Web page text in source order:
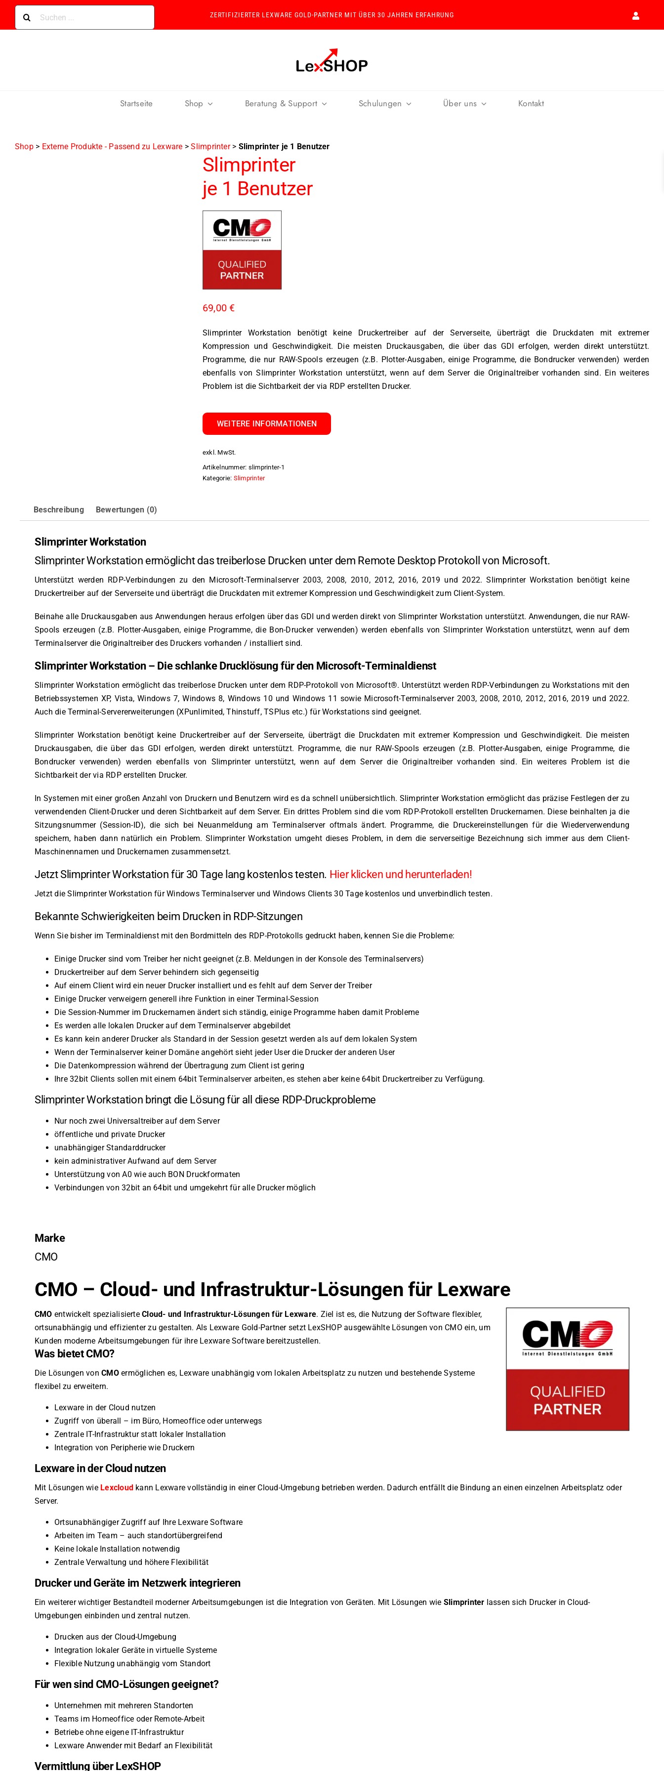
Skip
content
nach:
ZERTIFIZIERTER LEXWARE GOLD-PARTNER MIT ÜBER 30 JAHREN ERFAHRUNG
Startseite Shop Beratung & Support Schulungen Über uns Kontakt
Shop> Externe Produkte - Passend zu Lexware >Slimprinter> Slimprinter je 1 Benutzer
Slimprinter
je 1 Benutzer
69,00 €
Slimprinter Workstation benötigt keine Druckertreiber auf der Serverseite, überträgt die Druckdaten mit extremer
Kompression und Geschwindigkeit. Die meisten Druckausgaben, die über das GDI erfolgen, werden direkt unterstützt.
Programme, die nur RAW-Spools erzeugen (z.B. Plotter-Ausgaben, einige Programme, die Bondrucker verwenden) werden
ebenfalls von Slimprinter Workstation unterstützt, wenn auf dem Server die Originaltreiber vorhanden sind. Ein weiteres
Problem ist die Sichtbarkeit der via RDP erstellten Drucker.
WEITERE INFORMATIONEN
exkl. MwSt.
Artikelnummer: slimprinter-1
Kategorie: Slimprinter
Beschreibung Bewertungen (0)
Slimprinter Workstation
Slimprinter Workstation ermöglicht das treiberlose Drucken unter dem Remote Desktop Protokoll von Microsoft.
Unterstützt werden RDP-Verbindungen zu den Microsoft-Terminalserver 2003, 2008, 2010, 2012, 2016, 2019 und 2022. Slimprinter Workstation benötigt keine
Druckertreiber auf der Serverseite und überträgt die Druckdaten mit extremer Kompression und Geschwindigkeit zum Client-System.
Beinahe alle Druckausgaben aus Anwendungen heraus erfolgen über das GDI und werden direkt von Slimprinter Workstation unterstützt. Anwendungen, die nur RAW-
Spools erzeugen (z.B. Plotter-Ausgaben, einige Programme, die Bon-Drucker verwenden) werden ebenfalls von Slimprinter Workstation unterstützt, wenn auf dem
Terminalserver die Originaltreiber des Druckers vorhanden / installiert sind.
Slimprinter Workstation – Die schlanke Drucklösung für den Microsoft-Terminaldienst
Slimprinter Workstation ermöglicht das treiberlose Drucken unter dem RDP-Protokoll von Microsoft®. Unterstützt werden RDP-Verbindungen zu Workstations mit den
Betriebssystemen XP, Vista, Windows 7, Windows 8, Windows 10 und Windows 11 sowie Microsoft-Terminalserver 2003, 2008, 2010, 2012, 2016, 2019 und 2022.
Auch die Terminal-Servererweiterungen (XPunlimited, Thinstuff, TSPlus etc.) für Workstations sind geeignet.
Slimprinter Workstation benötigt keine Druckertreiber auf der Serverseite, überträgt die Druckdaten mit extremer Kompression und Geschwindigkeit. Die meisten
Druckausgaben, die über das GDI erfolgen, werden direkt unterstützt. Programme, die nur RAW-Spools erzeugen (z.B. Plotter-Ausgaben, einige Programme, die
Bondrucker verwenden) werden ebenfalls von Slimprinter unterstützt, wenn auf dem Server die Originaltreiber vorhanden sind. Ein weiteres Problem ist die
Sichtbarkeit der via RDP erstellten Drucker.
In Systemen mit einer großen Anzahl von Druckern und Benutzern wird es da schnell unübersichtlich. Slimprinter Workstation ermöglicht das präzise Festlegen der zu
verwendenden Client-Drucker und deren Sichtbarkeit auf dem Server. Ein drittes Problem sind die vom RDP-Protokoll erstellten Druckernamen. Diese beinhalten ja die
Sitzungsnummer (Session-ID), die sich bei Neuanmeldung am Terminalserver oftmals ändert. Programme, die Druckereinstellungen für die Wiederverwendung
speichern, haben dann natürlich ein Problem. Slimprinter Workstation umgeht dieses Problem, in dem die serverseitige Bezeichnung sich immer aus dem Client-
Maschinennamen und Druckernamen zusammensetzt.
Jetzt Slimprinter Workstation für 30 Tage lang kostenlos testen. Hier klicken und herunterladen!
Jetzt die Slimprinter Workstation für Windows Terminalserver und Windows Clients 30 Tage kostenlos und unverbindlich testen.
Bekannte Schwierigkeiten beim Drucken in RDP-Sitzungen
Wenn Sie bisher im Terminaldienst mit den Bordmitteln des RDP-Protokolls gedruckt haben, kennen Sie die Probleme:
Einige Drucker sind vom Treiber her nicht geeignet (z.B. Meldungen in der Konsole des Terminalservers)
Druckertreiber auf dem Server behindern sich gegenseitig
Auf einem Client wird ein neuer Drucker installiert und es fehlt auf dem Server der Treiber
Einige Drucker verweigern generell ihre Funktion in einer Terminal-Session
Die Session-Nummer im Druckernamen ändert sich ständig, einige Programme haben damit Probleme
Es werden alle lokalen Drucker auf dem Terminalserver abgebildet
Es kann kein anderer Drucker als Standard in der Session gesetzt werden als auf dem lokalen System
Wenn der Terminalserver keiner Domäne angehört sieht jeder User die Drucker der anderen User
Die Datenkompression während der Übertragung zum Client ist gering
Ihre 32bit Clients sollen mit einem 64bit Terminalserver arbeiten, es stehen aber keine 64bit Druckertreiber zu Verfügung.
Slimprinter Workstation bringt die Lösung für all diese RDP-Druckprobleme
Nur noch zwei Universaltreiber auf dem Server
öffentliche und private Drucker
unabhängiger Standarddrucker
kein administrativer Aufwand auf dem Server
Unterstützung von A0 wie auch BON Druckformaten
Verbindungen von 32bit an 64bit und umgekehrt für alle Drucker möglich
Marke
CMO
CMO – Cloud- und Infrastruktur-Lösungen für Lexware
CMO entwickelt spezialisierteCloud- und Infrastruktur-Lösungen für Lexware. Ziel ist es, die Nutzung der Software flexibler,
ortsunabhängig und effizienter zu gestalten. Als Lexware Gold-Partner setzt LexSHOP ausgewählte Lösungen von CMO ein, um
Kunden moderne Arbeitsumgebungen für ihre Lexware Software bereitzustellen.
Was bietet CMO?
Die Lösungen vonCMOermöglichen es, Lexware unabhängig vom lokalen Arbeitsplatz zu nutzen und bestehende Systeme
flexibel zu erweitern.
Lexware in der Cloud nutzen
Zugriff von überall – im Büro, Homeoffice oder unterwegs
Zentrale IT-Infrastruktur statt lokaler Installation
Integration von Peripherie wie Druckern
Lexware in der Cloud nutzen
Mit Lösungen wie Lexcloud kann Lexware vollständig in einer Cloud-Umgebung betrieben werden. Dadurch entfällt die Bindung an einen einzelnen Arbeitsplatz oder
Server.
Ortsunabhängiger Zugriff auf Ihre Lexware Software
Arbeiten im Team – auch standortübergreifend
Keine lokale Installation notwendig
Zentrale Verwaltung und höhere Flexibilität
Drucker und Geräte im Netzwerk integrieren
Ein weiterer wichtiger Bestandteil moderner Arbeitsumgebungen ist die Integration von Geräten. Mit Lösungen wie Slimprinter lassen sich Drucker in Cloud-
Umgebungen einbinden und zentral nutzen.
Drucken aus der Cloud-Umgebung
Integration lokaler Geräte in virtuelle Systeme
Flexible Nutzung unabhängig vom Standort
Für wen sind CMO-Lösungen geeignet?
Unternehmen mit mehreren Standorten
Teams im Homeoffice oder Remote-Arbeit
Betriebe ohne eigene IT-Infrastruktur
Lexware Anwender mit Bedarf an Flexibilität
Vermittlung über LexSHOP